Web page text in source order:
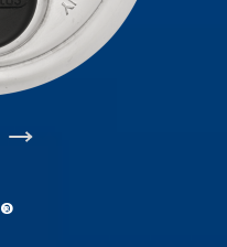
®